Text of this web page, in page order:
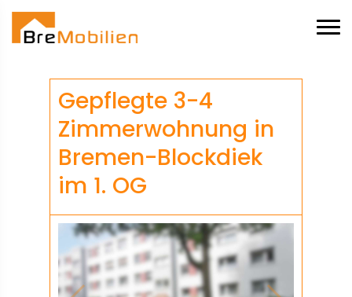
Gepflegte 3-4
Zimmerwohnung in
Bremen-Blockdiek
im 1. OG